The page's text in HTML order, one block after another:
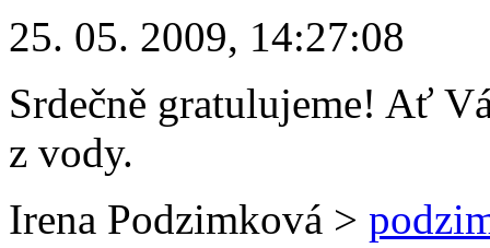
25. 05. 2009, 14:27:08
Srdečně gratulujeme! Ať
z vody.
Irena Podzimková >